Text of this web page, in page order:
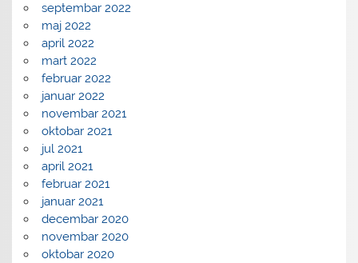
septembar 2022
maj 2022
april 2022
mart 2022
februar 2022
januar 2022
novembar 2021
oktobar 2021
jul 2021
april 2021
februar 2021
januar 2021
decembar 2020
novembar 2020
oktobar 2020